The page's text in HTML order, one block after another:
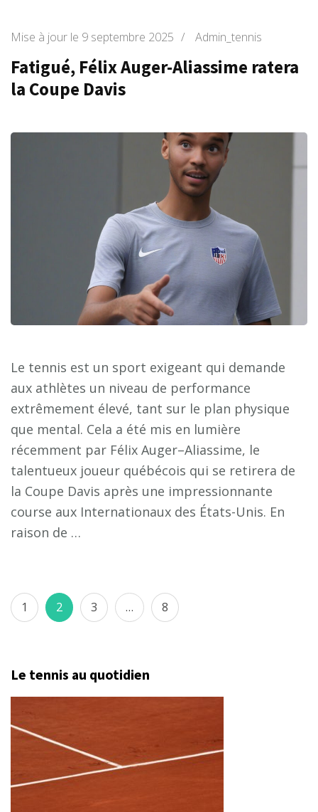
Mise à jour le 9 septembre 2025 / Admin_tennis
Fatigué, Félix Auger-Aliassime ratera
la Coupe Davis
Le tennis est un sport exigeant qui demande
aux athlètes un niveau de performance
extrêmement élevé, tant sur le plan physique
que mental. Cela a été mis en lumière
récemment par Félix Auger–Aliassime, le
talentueux joueur québécois qui se retirera de
la Coupe Davis après une impressionnante
course aux Internationaux des États-Unis. En
raison de …
Pagination
des
Page
1 Page
2 Page
3 … Page
8
Le tennis au quotidien